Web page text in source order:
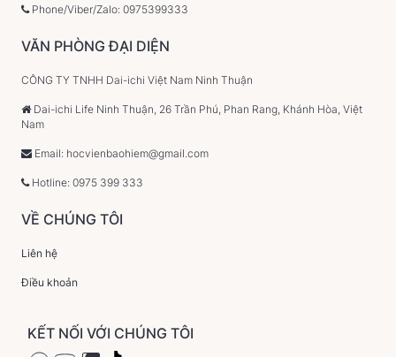
Phone/Viber/Zalo: 0975399333
VĂN PHÒNG ĐẠI DIỆN
CÔNG TY TNHH Dai-ichi Việt Nam Ninh Thuận
Dai-ichi Life Ninh Thuận, 26 Trần Phú, Phan Rang, Khánh Hòa, Việt
Nam
Email: hocvienbaohiem@gmail.com
Hotline: 0975 399 333
VỀ CHÚNG TÔI
Liên hệ
Điều khoản
KẾT NỐI VỚI CHÚNG TÔI